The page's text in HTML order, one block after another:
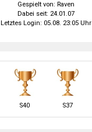
Gespielt von: Raven
Dabei seit: 24.01.07
Letztes Login: 05.08. 23:05 Uhr
S40 S37